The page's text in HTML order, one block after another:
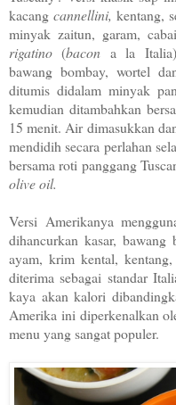
kacang cannellini, kentang,
minyak zaitun, garam,
rigatino(bacon a la
bawang bombay, wortel
ditumis didalam minyak
kemudian ditambahkan
15 menit. Air dimasukkan
mendidih secara perlahan
bersama roti panggang
olive oil.
Versi Amerikanya
dihancurkan kasar, bawang
ayam, krim kental,
diterima sebagai standar
kaya akan kalori
Amerika ini diperkenalkan
menu yang sangat populer.